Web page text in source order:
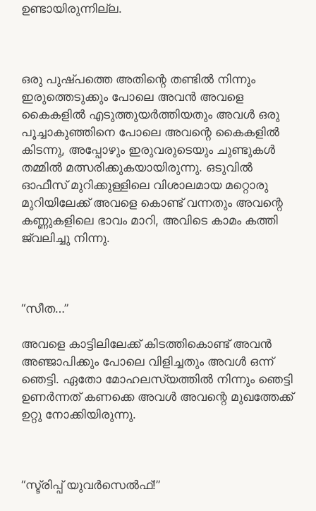
ഉണ്ടായിരുന്നില്ല.
ഒരു പുഷ്പത്തെ അതിന്റെ തണ്ടിൽ നിന്നും
ഇരുത്തെടുക്കും പോലെ അവൻ അവളെ
കൈകളിൽ എടുത്തുയർത്തിയതും അവൾ ഒരു
പൂച്ചാകുഞ്ഞിനെ പോലെ അവന്റെ കൈകളിൽ
കിടന്നു, അപ്പോഴും ഇരുവരുടെയും ചുണ്ടുകൾ
തമ്മിൽ മത്സരിക്കുകയായിരുന്നു. ഒടുവിൽ
ഓഫീസ് മുറിക്കുള്ളിലെ വിശാലമായ മറ്റൊരു
മുറിയിലേക്ക് അവളെ കൊണ്ട് വന്നതും അവന്റെ
കണ്ണുകളിലെ ഭാവം മാറി, അവിടെ കാമം കത്തി
ജ്വലിച്ചു നിന്നു.
“സീത…”
അവളെ കാട്ടിലിലേക്ക് കിടത്തികൊണ്ട് അവൻ
അഞ്ജാപിക്കും പോലെ വിളിച്ചതും അവൾ ഒന്ന്
ഞെട്ടി. ഏതോ മോഹലസ്യത്തിൽ നിന്നും ഞെട്ടി
ഉണർന്നത് കണക്കെ അവൾ അവന്റെ മുഖത്തേക്ക്
ഉറ്റു നോക്കിയിരുന്നു.
“സ്ട്രിപ്പ് യുവർസെൽഫ്!”